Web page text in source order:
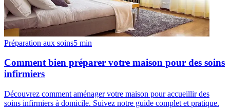
Préparation aux soins5 min
Comment bien préparer votre maison pour des soins
infirmiers
Découvrez comment aménager votre maison pour accueillir des
soins infirmiers à domicile. Suivez notre guide complet et pratique.